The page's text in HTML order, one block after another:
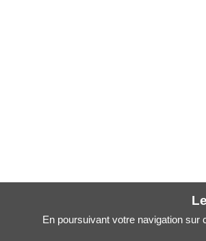
En poursuivant votre navigation